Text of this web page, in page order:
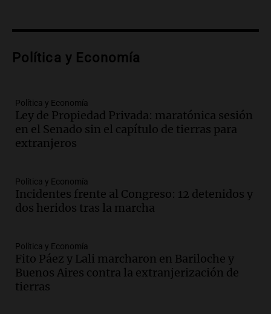
tributo todos los jueves
Episodios
sea, va a ser lindo”
La Cadena del Gol
Episodios
Audio.Débora Blanca, psicóloga experta
mano es muy peligroso”
La Argentina, hoy
Episodios
sobre los parques educativos
Amamos Argentina
Episodios
Audio.
Política y Economía
Política y Economía
Ley de Propiedad Privada: maratónica sesión
en el Senado sin el capítulo de tierras para
extranjeros
Política y Economía
Incidentes frente al Congreso: 12 detenidos y
dos heridos tras la marcha
Política y Economía
Fito Páez y Lali marcharon en Bariloche y
Buenos Aires contra la extranjerización de
tierras